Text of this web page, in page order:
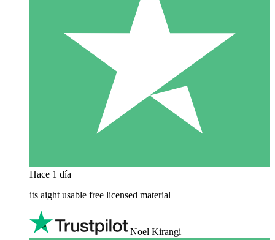
Hace 1 día
its aight usable free licensed material
Noel Kirangi